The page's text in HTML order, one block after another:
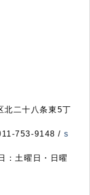
二十八条東5丁
753-9148 / s
：土曜日・日曜